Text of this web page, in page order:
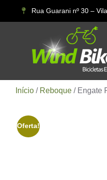
Rua Guarani nº 30 –
Início / Reboque / Engate
Oferta!